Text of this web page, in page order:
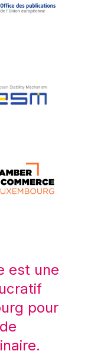
est une
pour